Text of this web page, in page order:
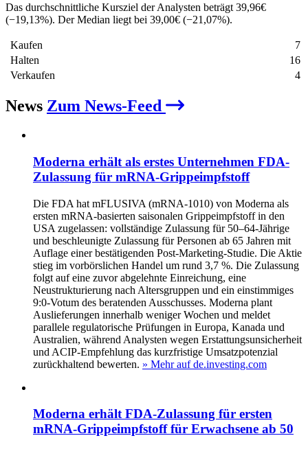
Das durchschnittliche Kursziel der Analysten beträgt 39,96€
(−19,13%). Der Median liegt bei 39,00€ (−21,07%).
Kaufen
7
Halten
16
Verkaufen
4
News Zum News-Feed
Moderna erhält als erstes Unternehmen FDA-
Zulassung für mRNA-Grippeimpfstoff
Die FDA hat mFLUSIVA (mRNA-1010) von Moderna als
ersten mRNA-basierten saisonalen Grippeimpfstoff in den
USA zugelassen: vollständige Zulassung für 50–64‑Jährige
und beschleunigte Zulassung für Personen ab 65 Jahren mit
Auflage einer bestätigenden Post‑Marketing‑Studie. Die Aktie
stieg im vorbörslichen Handel um rund 3,7 %. Die Zulassung
folgt auf eine zuvor abgelehnte Einreichung, eine
Neustrukturierung nach Altersgruppen und ein einstimmiges
9:0‑Votum des beratenden Ausschusses. Moderna plant
Auslieferungen innerhalb weniger Wochen und meldet
parallele regulatorische Prüfungen in Europa, Kanada und
Australien, während Analysten wegen Erstattungsunsicherheit
und ACIP‑Empfehlung das kurzfristige Umsatzpotenzial
zurückhaltend bewerten. » Mehr auf de.investing.com
Moderna erhält FDA-Zulassung für ersten
mRNA-Grippeimpfstoff für Erwachsene ab 50